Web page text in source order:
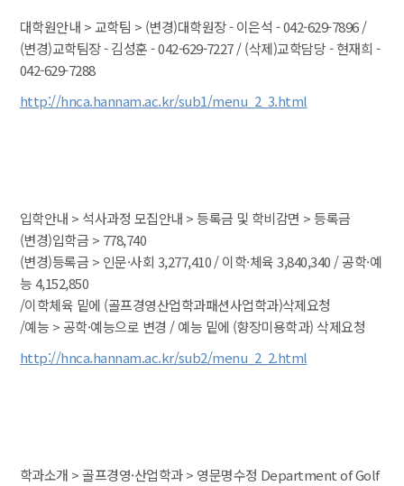
대학원안내 > 교학팀 > (변경)대학원장 - 이은석 - 042-629-7896 /
(변경)교학팀장 - 김성훈 - 042-629-7227 / (삭제)교학담당 - 현재희 -
042-629-7288
http://hnca.hannam.ac.kr/sub1/menu_2_3.html
입학안내 > 석사과정 모집안내 > 등록금 및 학비감면 > 등록금
(변경)입학금 > 778,740
(변경)등록금 > 인문·사회 3,277,410 / 이학·체육 3,840,340 / 공학·예
능 4,152,850
/이학체육 밑에 (골프경영산업학과패션사업학과)삭제요청
/예능 > 공학·예능으로 변경 / 예능 밑에 (향장미용학과) 삭제요청
http://hnca.hannam.ac.kr/sub2/menu_2_2.html
학과소개 > 골프경영·산업학과 > 영문명수정 Department of Golf